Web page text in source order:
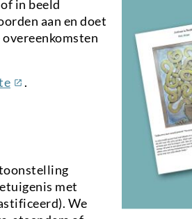
in beeld
aan en doet
(externe
.
met
We